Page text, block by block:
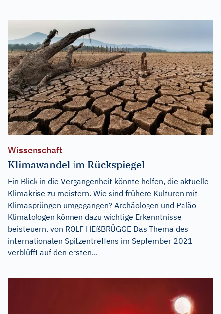
Wissenschaft
Klimawandel im Rückspiegel
Ein Blick in die Vergangenheit könnte helfen, die aktuelle
Klimakrise zu meistern. Wie sind frühere Kulturen mit
Klimasprüngen umgegangen? Archäologen und Paläo-
Klimatologen können dazu wichtige Erkenntnisse
beisteuern. von ROLF HEßBRÜGGE Das Thema des
internationalen Spitzentreffens im September 2021
verblüfft auf den ersten...